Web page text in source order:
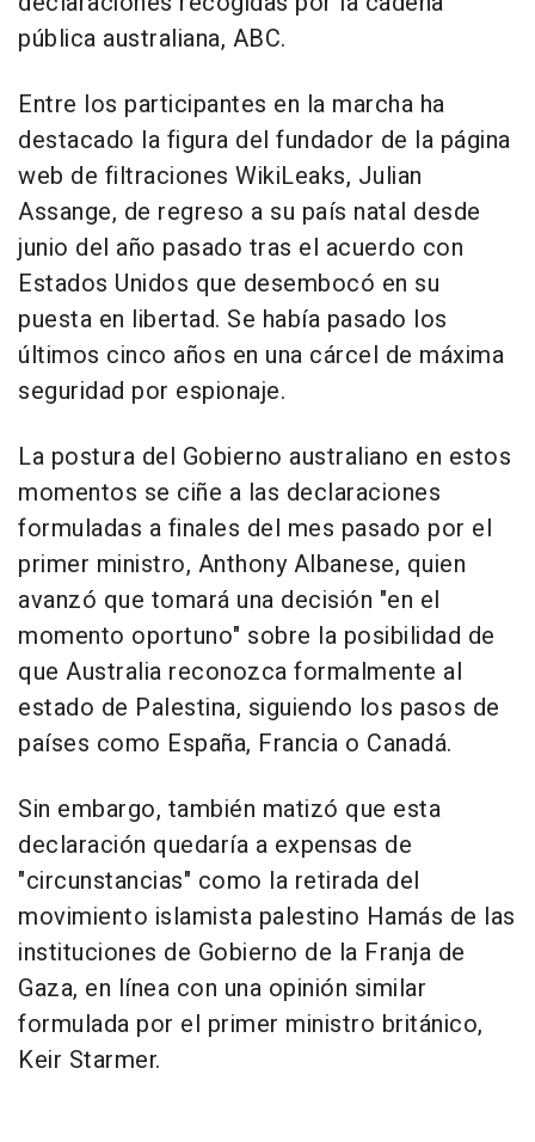
pública australiana, ABC.
Entre los participantes en la marcha ha
destacado la figura del fundador de la página
web de filtraciones WikiLeaks, Julian
Assange, de regreso a su país natal desde
junio del año pasado tras el acuerdo con
Estados Unidos que desembocó en su
puesta en libertad. Se había pasado los
últimos cinco años en una cárcel de máxima
seguridad por espionaje.
La postura del Gobierno australiano en estos
momentos se ciñe a las declaraciones
formuladas a finales del mes pasado por el
primer ministro, Anthony Albanese, quien
avanzó que tomará una decisión "en el
momento oportuno" sobre la posibilidad de
que Australia reconozca formalmente al
estado de Palestina, siguiendo los pasos de
países como España, Francia o Canadá.
Sin embargo, también matizó que esta
declaración quedaría a expensas de
"circunstancias" como la retirada del
movimiento islamista palestino Hamás de las
instituciones de Gobierno de la Franja de
Gaza, en línea con una opinión similar
formulada por el primer ministro británico,
Keir Starmer.